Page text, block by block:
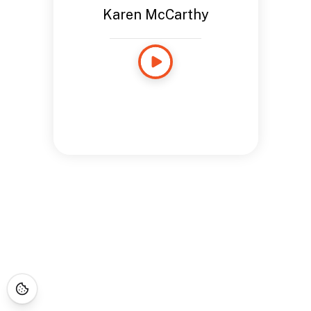
Karen McCarthy